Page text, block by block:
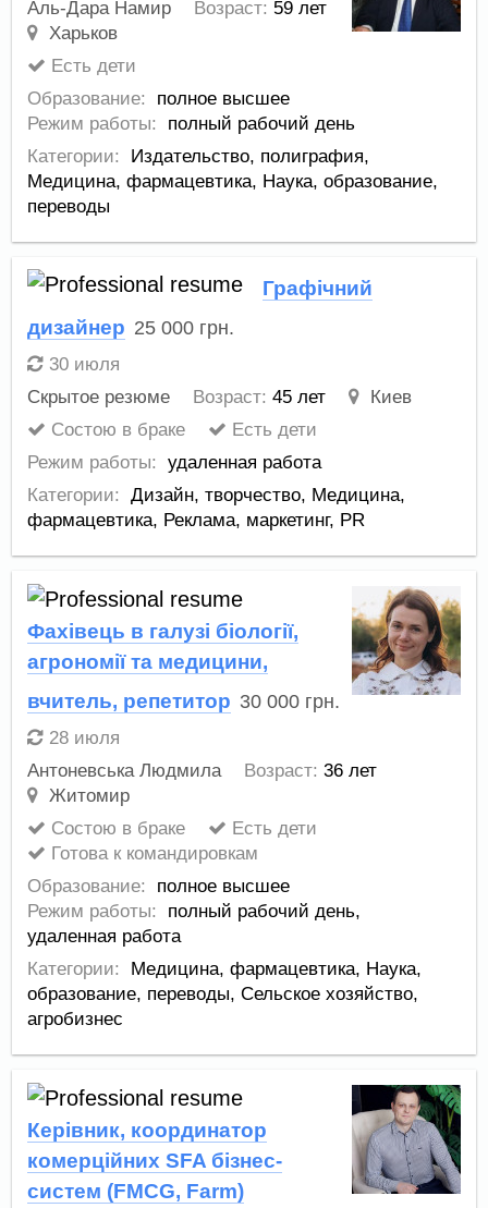
Аль-Дара Намир
Возраст: 59 лет
Харьков
Есть дети
Образование:
полное высшее
Режим работы:
полный рабочий день
Категории:
Издательство, полиграфия,
Медицина, фармацевтика, Наука, образование,
переводы
Графічний
дизайнер 25 000 грн.
30 июля
Скрытое резюме
Возраст: 45 лет
Киев
Состою в браке
Есть дети
Режим работы:
удаленная работа
Категории:
Дизайн, творчество, Медицина,
фармацевтика, Реклама, маркетинг, PR
Фахівець в галузі біології,
агрономії та медицини,
вчитель, репетитор 30 000 грн.
28 июля
Антоневська Людмила
Возраст: 36 лет
Житомир
Состою в браке
Есть дети
Готова к командировкам
Образование:
полное высшее
Режим работы:
полный рабочий день,
удаленная работа
Категории:
Медицина, фармацевтика, Наука,
образование, переводы, Сельское хозяйство,
агробизнес
Керівник, координатор
комерційних SFA бізнес-
систем (FMCG, Farm)